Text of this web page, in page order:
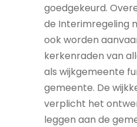
goedgekeurd.
de Interimregeling
ook worden
kerkenraden van
als wijkgemeente
gemeente. De
verplicht het
leggen aan de